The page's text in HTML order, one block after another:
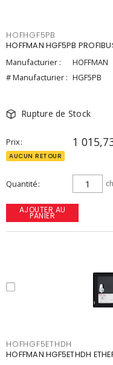
HOFHGF5PB
HOFFMAN HGF5PB
Manufacturier :
HOFFMAN
# Manufacturier : HGF5PB
Rupture de Stock
Prix 1
AUCUN RETOUR
Quantité ch
AJOUTER AU
PANIER
HOFHGF5ETHDH
HOFFMAN HGF5ETHDH